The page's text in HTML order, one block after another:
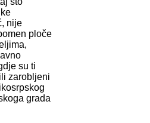
nije
ploče
su ti
zarobljeni
grada